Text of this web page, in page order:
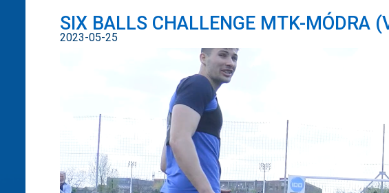
SIX BALLS CHALLENGE MTK-MÓDRA
2023-05-25